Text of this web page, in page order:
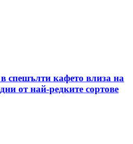
спешълти кафето влиза на
от най-редките сортове